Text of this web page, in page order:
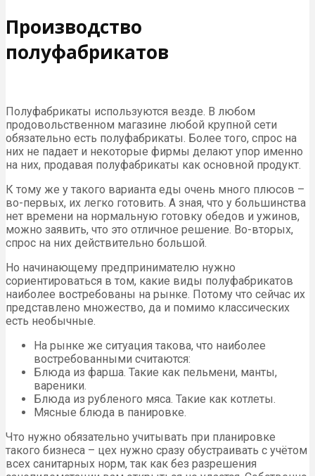
Производство
полуфабрикатов
Полуфабрикаты используются везде. В любом
продовольственном магазине любой крупной сети
обязательно есть полуфабрикаты. Более того, спрос на
них не падает и некоторые фирмы делают упор именно
на них, продавая полуфабрикаты как основной продукт.
К тому же у такого варианта еды очень много плюсов –
во-первых, их легко готовить. А зная, что у большинства
нет времени на нормальную готовку обедов и ужинов,
можно заявить, что это отличное решение. Во-вторых,
спрос на них действительно большой.
Но начинающему предпринимателю нужно
сориентироваться в том, какие виды полуфабрикатов
наиболее востребованы на рынке. Потому что сейчас их
представлено множество, да и помимо классических
есть необычные.
На рынке же ситуация такова, что наиболее
востребованными считаются:
Блюда из фарша. Такие как пельмени, манты,
вареники.
Блюда из рубленого мяса. Такие как котлеты.
Мясные блюда в панировке.
Что нужно обязательно учитывать при планировке
такого бизнеса – цех нужно сразу обустраивать с учётом
всех санитарных норм, так как без разрешения